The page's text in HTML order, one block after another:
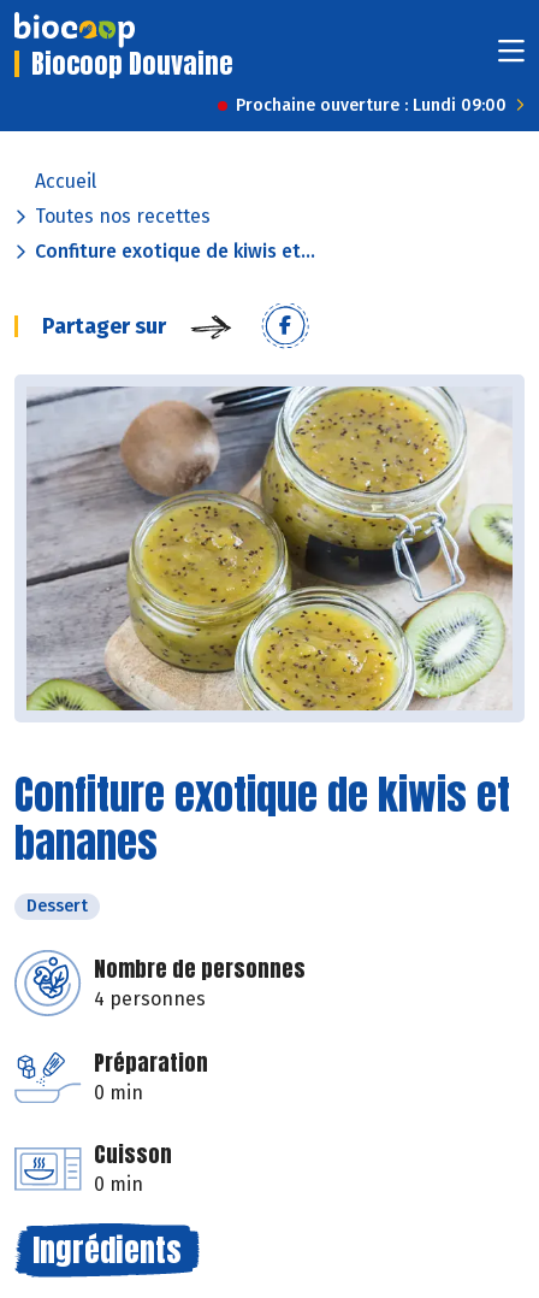
Biocoop Douvaine
Prochaine ouverture : Lundi 09:00
Accueil
Toutes nos recettes
Confiture exotique de kiwis et...
Partager sur
Confiture exotique de kiwis et
bananes
Dessert
Nombre de personnes
4 personnes
Préparation
0 min
Cuisson
0 min
Ingrédients